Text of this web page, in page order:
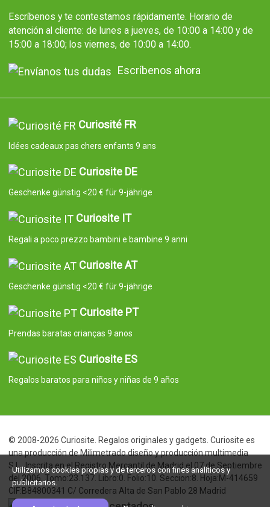
Escríbenos y te contestamos rápidamente. Horario de
atención al cliente: de lunes a jueves, de 10:00 a 14:00 y de
15:00 a 18:00; los viernes, de 10:00 a 14:00.
Escríbenos ahora
Curiosité FR
Idées cadeaux pas chers enfants 9 ans
Curiosite DE
Geschenke günstig <20 € für 9-jährige
Curiosite IT
Regali a poco prezzo bambini e bambine 9 anni
Curiosite AT
Geschenke günstig <20 € für 9-jährige
Curiosite PT
Prendas baratas crianças 9 anos
Curiosite ES
Regalos baratos para niños y niñas de 9 años
© 2008-2026 Curiosite. Regalos originales y gadgets. Curiosite es
una producción de Milimetrado diseño y producción multimedia
S.L.. Inscrita en el Registro Mercantil de Madrid el 07 de Septiembre
del 2006. Tomo:23.137. Libro:0. Folio:10. Seccion:8. Hoja:M-414659
CIF:B84800341 C/ Corredera Alta de San Pablo 28 Madrid
Utilizamos cookies propias y de terceros con fines analíticos y
publicitarios.